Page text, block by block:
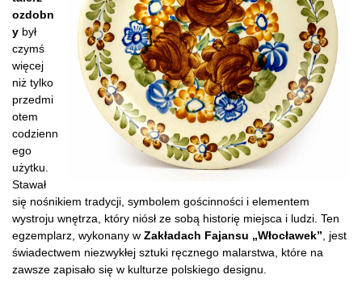
ozdobn
y był
czymś
więcej
niż tylko
przedmi
otem
codzienn
ego
użytku.
Stawał
się nośnikiem tradycji, symbolem gościnności i elementem
wystroju wnętrza, który niósł ze sobą historię miejsca i ludzi. Ten
egzemplarz, wykonany w Zakładach Fajansu „Włocławek” , jest
świadectwem niezwykłej sztuki ręcznego malarstwa, które na
zawsze zapisało się w kulturze polskiego designu.